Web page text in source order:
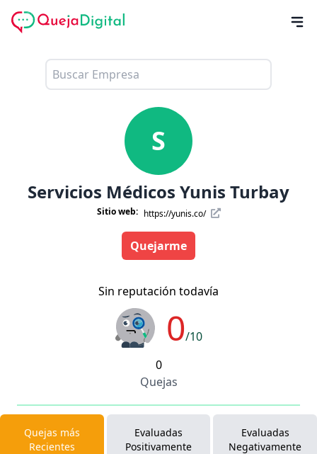
S
Servicios Médicos Yunis Turbay
Sitio web: https://yunis.co/
Quejarme
Sin reputación todavía
0/10
0
Quejas
Quejas más
Recientes
Evaluadas
Positivamente
Evaluadas
Negativamente